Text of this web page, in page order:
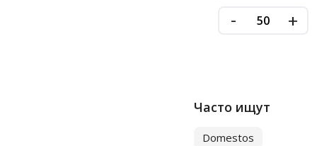
- +
Часто ищут
Domestos